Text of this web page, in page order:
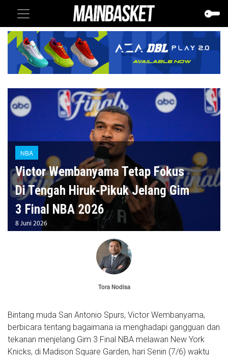
NBA
Victor Wembanyama Tetap Fokus
Di Tengah Hiruk-Pikuk Jelang Gim
3 Final NBA 2026
8 Juni 2026
Tora Nodisa
Bintang muda San Antonio Spurs, Victor Wembanyama,
berbicara tentang bagaimana ia menghadapi gangguan dan
tekanan menjelang Gim 3 Final NBA melawan New York
Knicks, di Madison Square Garden, hari Senin (7/6) waktu